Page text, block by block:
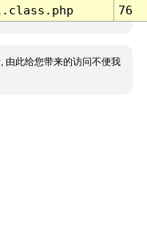
76
由此给您带来的访问不便我